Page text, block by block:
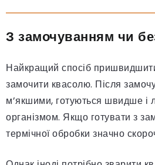
З замочуванням чи
Найкращий спосіб
замочити квасолю. Після
м’якшими, готуються швидше і
організмом. Якщо готувати з
термічної обробки значно